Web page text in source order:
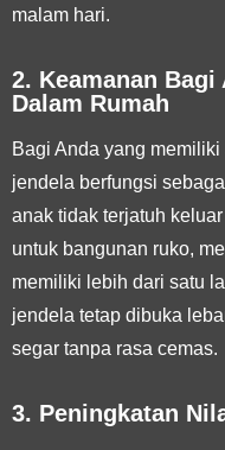
malam hari.
2. Keamanan
Dalam Rumah
Bagi Anda yang
jendela berfungsi
anak tidak terjatuh
untuk bangunan ruko,
memiliki lebih dari satu
jendela tetap dibuka
segar tanpa rasa cemas.
3. Peningkatan